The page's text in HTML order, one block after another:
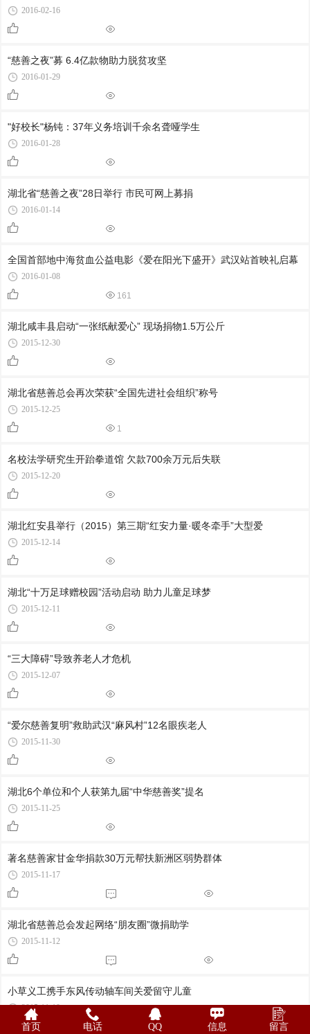
2016-02-16
“慈善之夜”募 6.4亿款物助力脱贫攻坚
2016-01-29
"好校长"杨钝：37年义务培训千余名聋哑学生
2016-01-28
湖北省“慈善之夜”28日举行 市民可网上募捐
2016-01-14
全国首部地中海贫血公益电影《爱在阳光下盛开》武汉站首映礼启幕
2016-01-08
161
湖北咸丰县启动“一张纸献爱心” 现场捐物1.5万公斤
2015-12-30
湖北省慈善总会再次荣获“全国先进社会组织”称号
2015-12-25
1
名校法学研究生开跆拳道馆 欠款700余万元后失联
2015-12-20
湖北红安县举行（2015）第三期“红安力量·暖冬牵手”大型爱
2015-12-14
湖北“十万足球赠校园”活动启动 助力儿童足球梦
2015-12-11
“三大障碍”导致养老人才危机
2015-12-07
“爱尔慈善复明”救助武汉“麻风村”12名眼疾老人
2015-11-30
湖北6个单位和个人获第九届“中华慈善奖”提名
2015-11-25
著名慈善家甘金华捐款30万元帮扶新洲区弱势群体
2015-11-17
湖北省慈善总会发起网络“朋友圈”微捐助学
2015-11-12
小草义工携手东风传动轴车间关爱留守儿童
2015-11-10
首页 电话 QQ 信息 留言